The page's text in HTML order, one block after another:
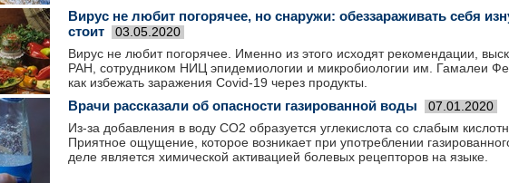
Вирус не любит погорячее, но снаружи: обеззараживать себя
стоит
03.05.2020
Вирус не любит погорячее. Именно из этого исходят рекомендации,
РАН, сотрудником НИЦ эпидемиологии и микробиологии им. Гамалеи
как избежать заражения Covid-19 через продукты.
Врачи рассказали об опасности газированной воды 07.01.2020
Из-за добавления в воду СО2 образуется углекислота со слабым
Приятное ощущение, которое возникает при употреблении
деле является химической активацией болевых рецепторов на языке.